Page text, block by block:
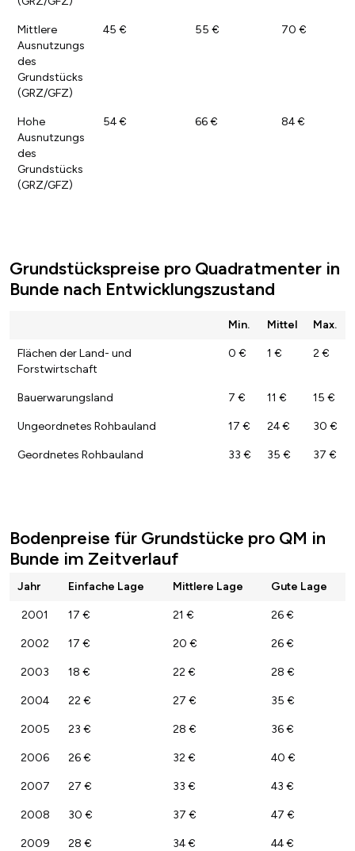
Mittlere
Ausnutzungs
des
Grundstücks
(GRZ/GFZ)
45 € 55 € 70 €
Hohe
Ausnutzungs
des
Grundstücks
(GRZ/GFZ)
54 € 66 € 84 €
Grundstückspreise pro Quadratmenter in
Bunde nach Entwicklungszustand
Min. Mittel Max.
Flächen der Land- und
Forstwirtschaft
0 € 1 € 2 €
Bauerwarungsland 7 € 11 € 15 €
Ungeordnetes Rohbauland 17 € 24 € 30 €
Geordnetes Rohbauland 33 € 35 € 37 €
Bodenpreise für Grundstücke pro QM in
Bunde im Zeitverlauf
Jahr Einfache Lage Mittlere Lage Gute Lage
2001 17 € 21 € 26 €
2002 17 € 20 € 26 €
2003 18 € 22 € 28 €
2004 22 € 27 € 35 €
2005 23 € 28 € 36 €
2006 26 € 32 € 40 €
2007 27 € 33 € 43 €
2008 30 € 37 € 47 €
2009 28 € 34 € 44 €